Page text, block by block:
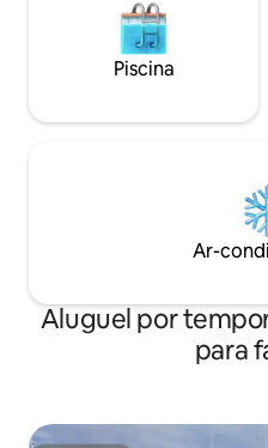
Piscina
Ar-
Aluguel por
para